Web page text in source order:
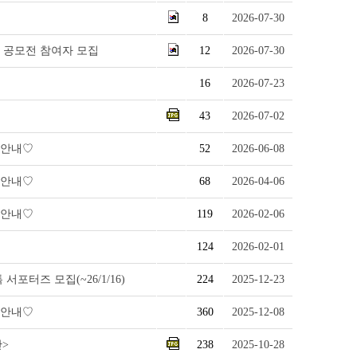
8 2026-07-30
모전 참여자 모집 12 2026-07-30
16 2026-07-23
43 2026-07-02
안내♡ 52 2026-06-08
안내♡ 68 2026-04-06
안내♡ 119 2026-02-06
124 2026-02-01
포터즈 모집(~26/1/16) 224 2025-12-23
안내♡ 360 2025-12-08
238 2025-10-28